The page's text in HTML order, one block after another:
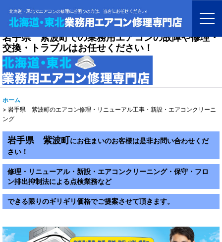
岩手県 紫波町での業務用エアコンの故障や修理・
交換・トラブルはお任せください！
ホーム
> 岩手県 紫波町のエアコン修理・リニューアル工事・新設・エアコンクリーニ
ング
岩手県 紫波町にお住まいのお客様は是非お問い合わせくだ
さい！
修理・リニューアル・新設・エアコンクリーニング・保守・フロ
ン排出抑制法による点検業務など
できる限りのギリギリ価格でご提案させて頂きます。